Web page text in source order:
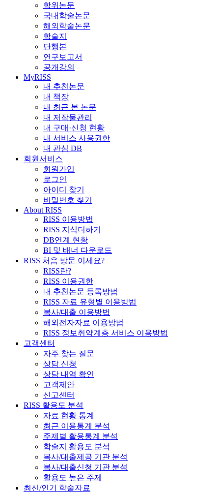
학위논문
국내학술논문
해외학술논문
학술지
단행본
연구보고서
공개강의
MyRISS
내 추천논문
내 책장
내 최근 본 논문
내 저작물관리
내 구매·신청 현황
내 서비스 사용권한
내 관심 DB
회원서비스
회원가입
로그인
아이디 찾기
비밀번호 찾기
About RISS
RISS 이용방법
RISS 지식더하기
DB연계 현황
BI 및 배너 다운로드
RISS 처음 방문 이세요?
RISS란?
RISS 이용권한
내 추천논문 등록방법
RISS 자료 유형별 이용방법
복사/대출 이용방법
해외전자자료 이용방법
RISS 정보취약계층 서비스 이용방법
고객센터
자주 찾는 질문
상담 신청
상담 내역 확인
고객제안
신고센터
RISS 활용도 분석
자료 현황 통계
최근 이용통계 분석
주제별 활용통계 분석
학술지 활용도 분석
복사/대출제공 기관 분석
복사/대출신청 기관 분석
활용도 높은 주제
최신/인기 학술자료